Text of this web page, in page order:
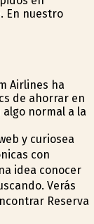
En nuestro
Airlines ha
de ahorrar en
normal a la
y curiosea
con
idea conocer
Verás
Reserva